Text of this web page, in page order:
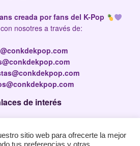
creada por fans del K-Pop
nosotres a través de:
de interés
de privacidad
sitio web para ofrecerte la mejor